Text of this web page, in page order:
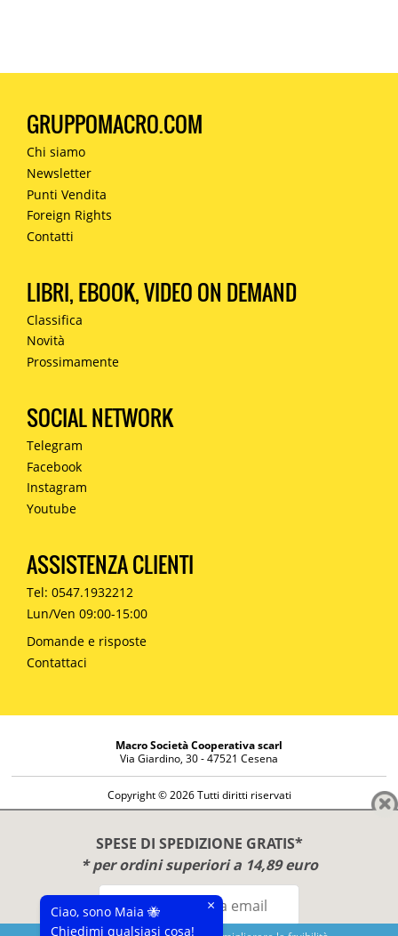
SPESE DI SPEDIZIONE GRATIS*
* per ordini superiori a 14,89 euro
GRUPPOMACRO.COM
Chi siamo
Newsletter
Punti Vendita
Foreign Rights
Contatti
LIBRI, EBOOK, VIDEO ON DEMAND
Classifica
Novità
Prossimamente
SOCIAL NETWORK
Telegram
Facebook
Instagram
Youtube
ASSISTENZA CLIENTI
Tel: 0547.1932212
Lun/Ven 09:00-15:00
Domande e risposte
Contattaci
Macro Società Cooperativa scarl
Via Giardino, 30 - 47521 Cesena
Copyright © 2026 Tutti diritti riservati
Diritto di reso
Privacy Policy
Ciao, sono Maia 🐝
Chiedimi qualsiasi cosa!
×